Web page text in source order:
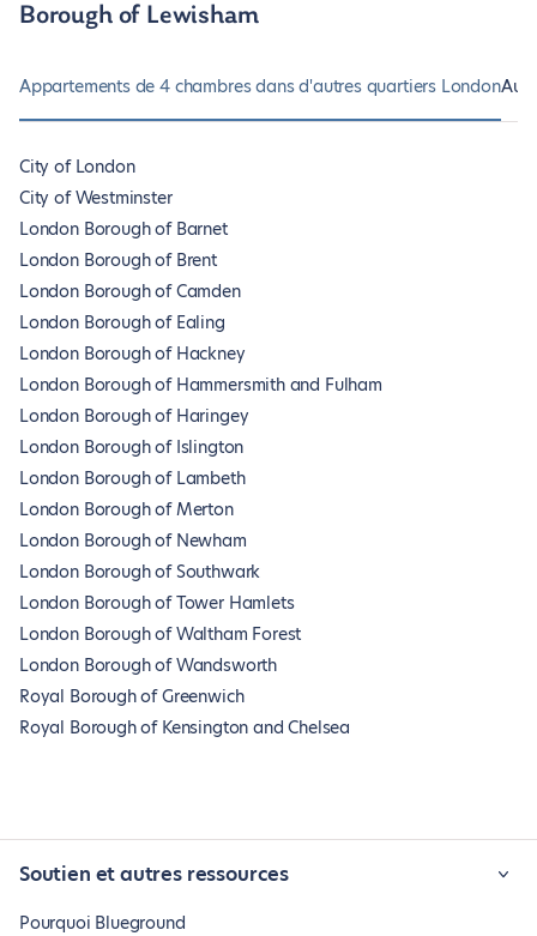
Borough of Lewisham
Appartements de 4 chambres dans d'autres quartiers London
City of London
City of Westminster
London Borough of Barnet
London Borough of Brent
London Borough of Camden
London Borough of Ealing
London Borough of Hackney
London Borough of Hammersmith and Fulham
London Borough of Haringey
London Borough of Islington
London Borough of Lambeth
London Borough of Merton
London Borough of Newham
London Borough of Southwark
London Borough of Tower Hamlets
London Borough of Waltham Forest
London Borough of Wandsworth
Royal Borough of Greenwich
Royal Borough of Kensington and Chelsea
Soutien et autres ressources
Pourquoi Blueground